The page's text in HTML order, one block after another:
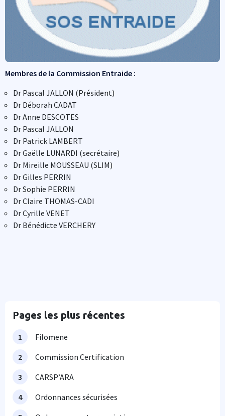
Membres de la Commission Entraide :
Dr Pascal JALLON (Président)
Dr Déborah CADAT
Dr Anne DESCOTES
Dr Pascal JALLON
Dr Patrick LAMBERT
Dr Gaëlle LUNARDI (secrétaire)
Dr Mireille MOUSSEAU (SLIM)
Dr Gilles PERRIN
Dr Sophie PERRIN
Dr Claire THOMAS-CADI
Dr Cyrille VENET
Dr Bénédicte VERCHERY
Pages les plus récentes
Filomene
Commission Certification
CARSP’ARA
Ordonnances sécurisées